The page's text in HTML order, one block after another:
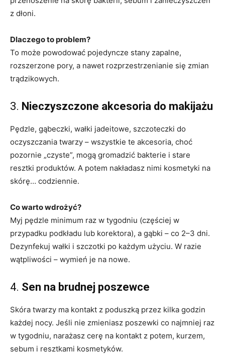
z dłoni.
Dlaczego to problem?
To może powodować pojedyncze stany zapalne,
rozszerzone pory, a nawet rozprzestrzenianie się zmian
trądzikowych.
3. Nieczyszczone akcesoria do makijażu
Pędzle, gąbeczki, wałki jadeitowe, szczoteczki do
oczyszczania twarzy – wszystkie te akcesoria, choć
pozornie „czyste”, mogą gromadzić bakterie i stare
resztki produktów. A potem nakładasz nimi kosmetyki na
skórę… codziennie.
Co warto wdrożyć?
Myj pędzle minimum raz w tygodniu (częściej w
przypadku podkładu lub korektora), a gąbki – co 2–3 dni.
Dezynfekuj wałki i szczotki po każdym użyciu. W razie
wątpliwości – wymień je na nowe.
4. Sen na brudnej poszewce
Skóra twarzy ma kontakt z poduszką przez kilka godzin
każdej nocy. Jeśli nie zmieniasz poszewki co najmniej raz
w tygodniu, narażasz cerę na kontakt z potem, kurzem,
sebum i resztkami kosmetyków.